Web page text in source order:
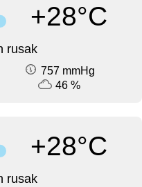
+28°C
rusak
757 mmHg
46 %
+28°C
rusak